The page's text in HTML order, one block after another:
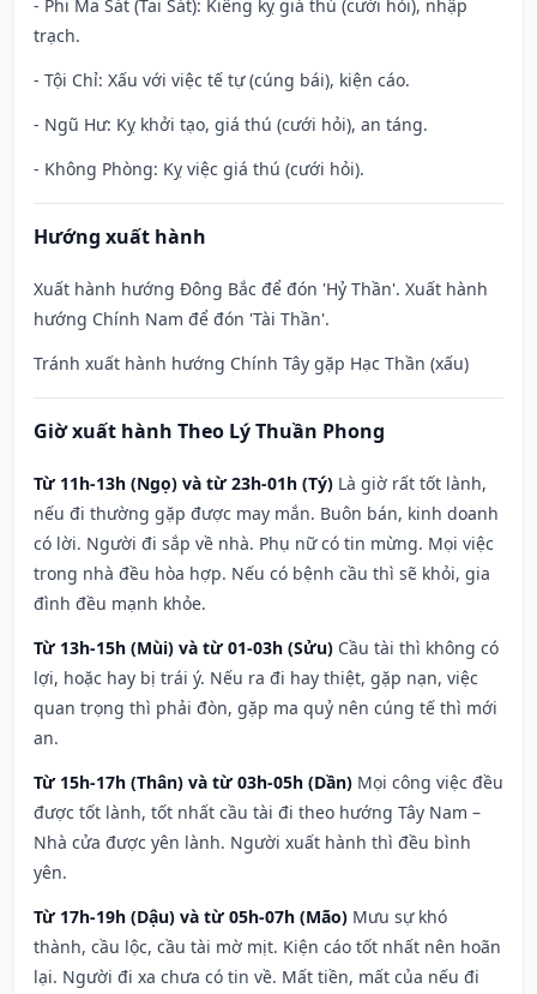
- Phi Ma Sát (Tai Sát): Kiêng kỵ giá thú (cưới hỏi), nhập
trạch.
- Tội Chỉ: Xấu với việc tế tự (cúng bái), kiện cáo.
- Ngũ Hư: Kỵ khởi tạo, giá thú (cưới hỏi), an táng.
- Không Phòng: Kỵ việc giá thú (cưới hỏi).
Hướng xuất hành
Xuất hành hướng Đông Bắc để đón 'Hỷ Thần'. Xuất hành
hướng Chính Nam để đón 'Tài Thần'.
Tránh xuất hành hướng Chính Tây gặp Hạc Thần (xấu)
Giờ xuất hành Theo Lý Thuần Phong
Từ 11h-13h (Ngọ) và từ 23h-01h (Tý) Là giờ rất tốt lành,
nếu đi thường gặp được may mắn. Buôn bán, kinh doanh
có lời. Người đi sắp về nhà. Phụ nữ có tin mừng. Mọi việc
trong nhà đều hòa hợp. Nếu có bệnh cầu thì sẽ khỏi, gia
đình đều mạnh khỏe.
Từ 13h-15h (Mùi) và từ 01-03h (Sửu) Cầu tài thì không có
lợi, hoặc hay bị trái ý. Nếu ra đi hay thiệt, gặp nạn, việc
quan trọng thì phải đòn, gặp ma quỷ nên cúng tế thì mới
an.
Từ 15h-17h (Thân) và từ 03h-05h (Dần) Mọi công việc đều
được tốt lành, tốt nhất cầu tài đi theo hướng Tây Nam –
Nhà cửa được yên lành. Người xuất hành thì đều bình
yên.
Từ 17h-19h (Dậu) và từ 05h-07h (Mão) Mưu sự khó
thành, cầu lộc, cầu tài mờ mịt. Kiện cáo tốt nhất nên hoãn
lại. Người đi xa chưa có tin về. Mất tiền, mất của nếu đi